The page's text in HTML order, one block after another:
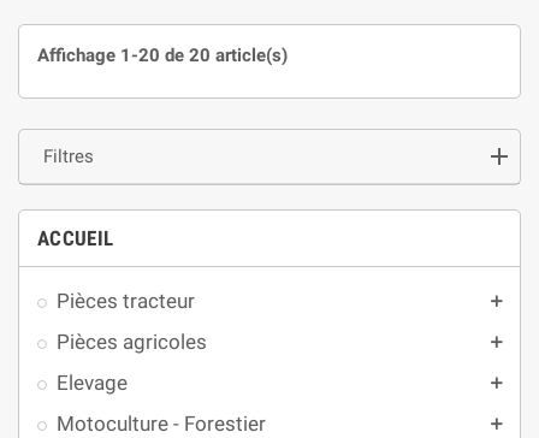
Filtres
ACCUEIL
Pièces tracteur add
Pièces agricoles add
Elevage add
Motoculture - Forestier add
Affichage 1-20 de 20 article(s)